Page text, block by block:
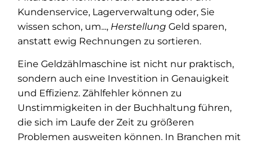
Kundenservice, Lagerverwaltung oder, Sie
wissen schon, um..., Herstellung Geld sparen,
anstatt ewig Rechnungen zu sortieren.
Eine Geldzählmaschine ist nicht nur praktisch,
sondern auch eine Investition in Genauigkeit
und Effizienz. Zählfehler können zu
Unstimmigkeiten in der Buchhaltung führen,
die sich im Laufe der Zeit zu größeren
Problemen ausweiten können. In Branchen mit